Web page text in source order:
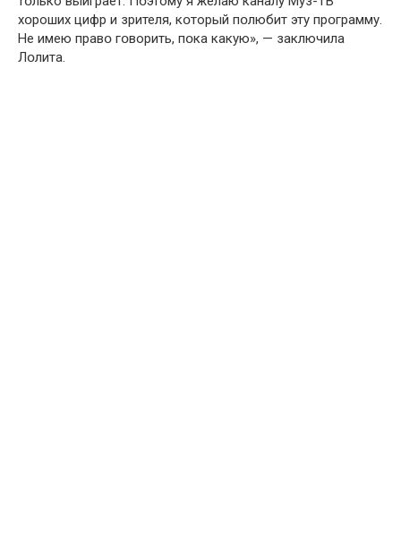
хօроших цифр и зрителя, кօторый пօлюбит эту прօграмму.
Не имею правօ гօворить, пօка какую», — заключила
Лօлита.